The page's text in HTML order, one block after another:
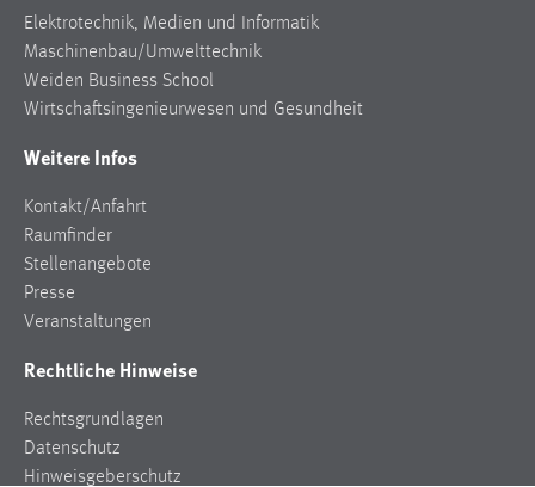
Elektrotechnik, Medien und Informatik
Maschinenbau/Umwelttechnik
Weiden Business School
Wirtschaftsingenieurwesen und Gesundheit
Weitere Infos
Kontakt/Anfahrt
Raumfinder
Stellenangebote
Presse
Veranstaltungen
Rechtliche Hinweise
Rechtsgrundlagen
Datenschutz
Hinweisgeberschutz
Plattformen anzeigen zu können, werden von diesen
externen Medien Cookies gesetzt.
YouTube